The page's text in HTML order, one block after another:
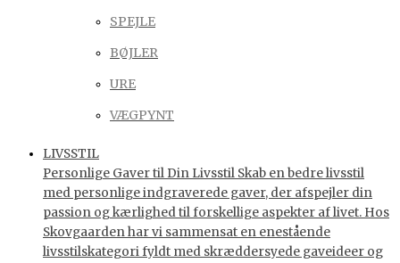
SPEJLE
BØJLER
URE
VÆGPYNT
LIVSSTIL
Personlige Gaver til Din Livsstil Skab en bedre livsstil
med personlige indgraverede gaver, der afspejler din
passion og kærlighed til forskellige aspekter af livet. Hos
Skovgaarden har vi sammensat en enestående
livsstilskategori fyldt med skræddersyede gaveideer og